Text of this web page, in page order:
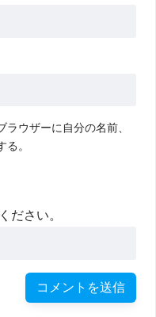
ウザーに自分の名前、
。
ださい。